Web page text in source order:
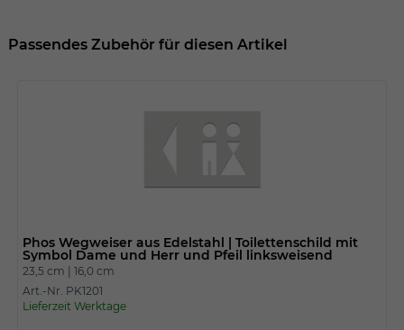
Passendes Zubehör für diesen Artikel
Phos Wegweiser aus Edelstahl | Toilettenschild mit
Symbol Dame und Herr und Pfeil linksweisend
23,5 cm | 16,0 cm
Art.-Nr. PK1201
Lieferzeit Werktage